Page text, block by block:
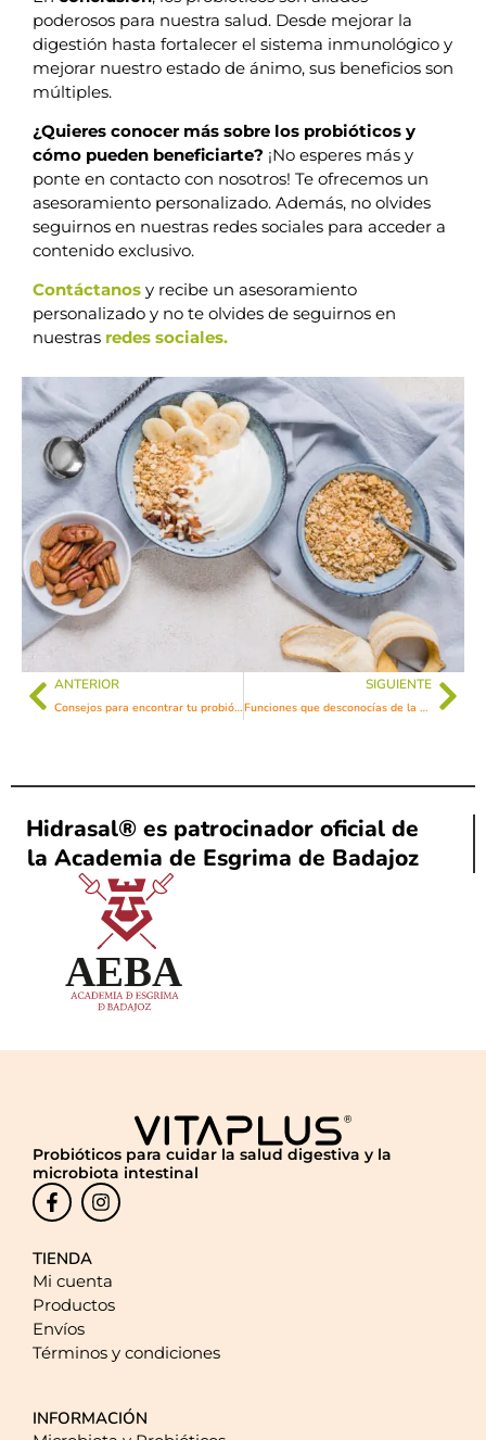
poderosos para nuestra salud. Desde mejorar la
digestión hasta fortalecer el sistema inmunológico y
mejorar nuestro estado de ánimo, sus beneficios son
múltiples.
¿Quieres conocer más sobre los probióticos y
cómo pueden beneficiarte? ¡No esperes más y
ponte en contacto con nosotros! Te ofrecemos un
asesoramiento personalizado. Además, no olvides
seguirnos en nuestras redes sociales para acceder a
contenido exclusivo.
Contáctanos y recibe un asesoramiento
personalizado y no te olvides de seguirnos en
nuestras redes sociales.
ANTERIOR
Consejos para encontrar tu probiótico perfecto
SIGUIENTE
Funciones que desconocías de la microbiota
Hidrasal® es patrocinador oficial de
la Academia de Esgrima de Badajoz
Probióticos para cuidar la salud digestiva y la
microbiota intestinal
TIENDA
Mi cuenta
Productos
Envíos
Términos y condiciones
INFORMACIÓN